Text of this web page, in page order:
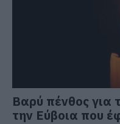
Βαρύ πένθος για
την Εύβοια που